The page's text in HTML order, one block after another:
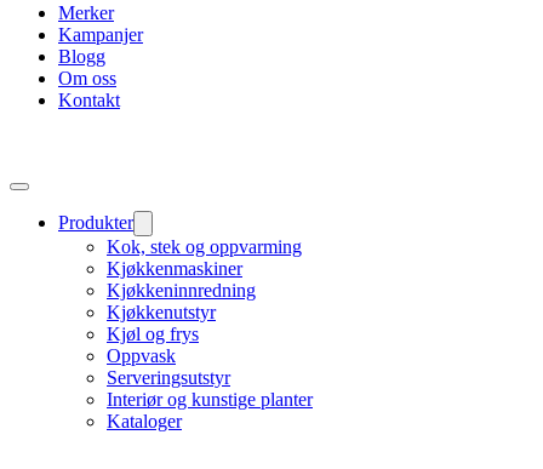
Merker
Kampanjer
Blogg
Om oss
Kontakt
Produkter
Kok, stek og oppvarming
Kjøkkenmaskiner
Kjøkkeninnredning
Kjøkkenutstyr
Kjøl og frys
Oppvask
Serveringsutstyr
Interiør og kunstige planter
Kataloger